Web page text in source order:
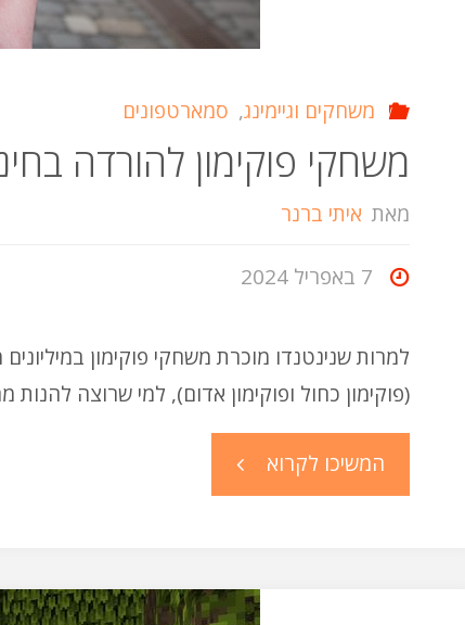
משחקים וגיימינג, סמארטפונים
משחקי פוקימון להורדה
מאת איתי ברנר
7 באפריל 2024
(פוקימון כחול ופוקימון אדום), למי שרוצה
המשיכו לקרוא"משחקי
להורדה